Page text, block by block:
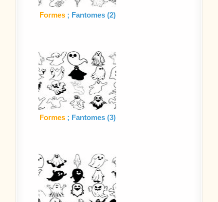
Formes ; Fantomes (2)
Formes ; Fantomes (3)